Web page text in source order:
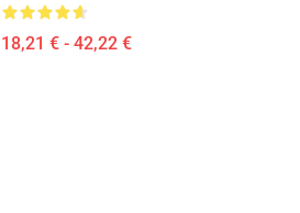
18,21 € - 42,22 €